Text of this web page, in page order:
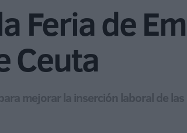
Feria de
Ceuta
mejorar la inserción laboral de